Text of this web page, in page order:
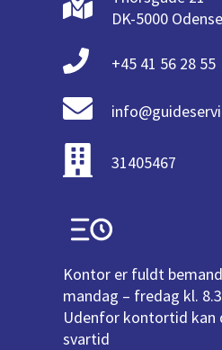
DK-5000
+45 41 56 28 55
31405467
Kontor er fuldt
mandag – fredag kl.
Udenfor kontortid
svartid